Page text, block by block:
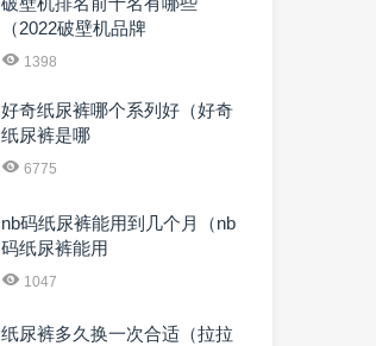
（2022破壁机品牌
1398
好奇纸尿裤哪个系列好（好奇
纸尿裤是哪
6775
nb码纸尿裤能用到几个月（nb
码纸尿裤能用
1047
纸尿裤多久换一次合适（拉拉